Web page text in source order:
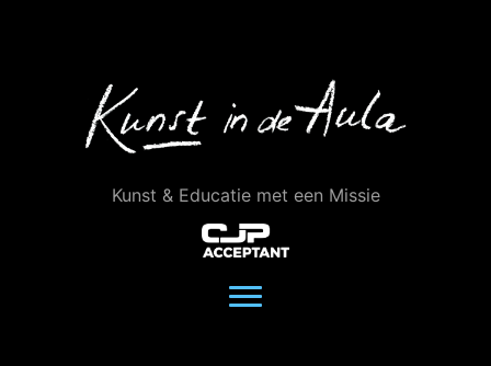
Kunst & Educatie met een Missie